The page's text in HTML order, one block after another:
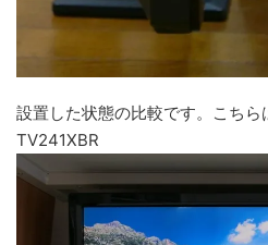
設置した状態の比較です。こち
TV241XBR